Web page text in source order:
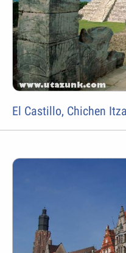
El Castillo, Chichen